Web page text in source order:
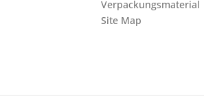
Verpackungsmaterial
Site Map